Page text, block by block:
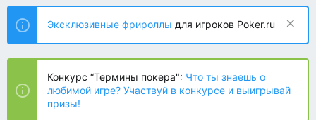
т
о
р
т
е
ы
т
н
а
ч
а
Эксклюзивные фрироллы для игроков Poker.ru
Конкурс “Термины покера": Что ты знаешь о
любимой игре? Участвуй в конкурсе и выигрывай
призы!